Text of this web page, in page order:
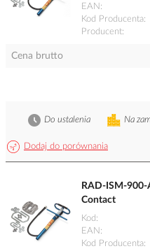
EAN
Kod Producenta
Producent
Cena brutto
Dodaj do porównania
Na
Do ustalenia
RAD-ISM-
Contact
Kod
EAN
Kod Producenta